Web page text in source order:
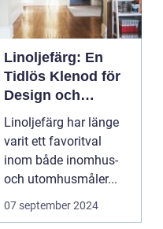
Linoljefärg: En
Tidlös Klenod för
Design och
Hållbarhet
Linoljefärg har länge
varit ett favoritval
inom både inomhus-
och utomhusmåler...
07 september 2024